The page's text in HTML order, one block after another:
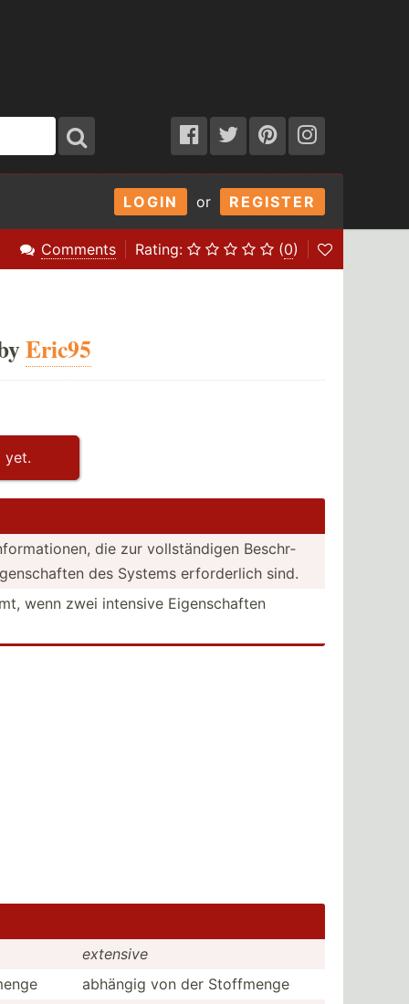
LOGIN or REGISTER
Comments Rating: (0)
Eric95
yet.
die zur vollst­ändigen Beschr­
des Systems erford­erlich sind.
wenn zwei intensive Eigens­chaften
extensive
abhängig von der Stoffmenge